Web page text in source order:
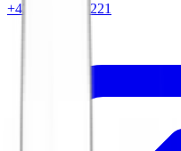
+420 604 263 221